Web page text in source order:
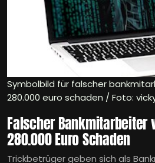
Symbolbild für falscher
280.000 euro schaden / Foto:
Falscher Bankmitarbeiter
280.000 Euro Schaden
Trickbetrüger geben sich als